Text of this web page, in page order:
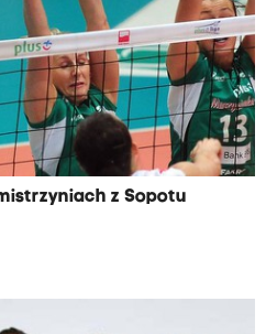
z Sopotu